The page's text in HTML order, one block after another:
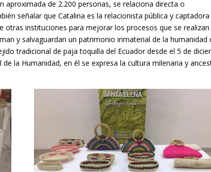
de 2.200 personas, se relaciona directa o
señalar que Catalina es la relacionista pública y captadora
instituciones para mejorar los procesos que se realizan
y salvaguardan un patrimonio inmaterial de la humanidad
tradicional de paja toquilla del Ecuador desdeel 5 de
la Humanidad, en él se expresa la cultura milenaria y